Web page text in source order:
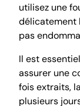
utilisez une
délicatement
pas
Il est
assurer une
fois extraits,
plusieurs